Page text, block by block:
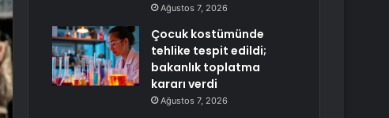
Ağustos 7, 2026
Çocuk kostümünde
tehlike tespit edildi;
bakanlık toplatma
kararı verdi
Ağustos 7, 2026